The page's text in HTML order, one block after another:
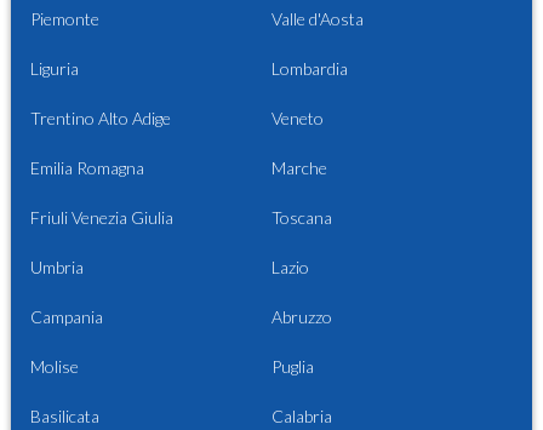
Piemonte Valle d'Aosta
Liguria Lombardia
Trentino Alto Adige Veneto
Emilia Romagna Marche
Friuli Venezia Giulia Toscana
Umbria Lazio
Campania Abruzzo
Molise Puglia
Basilicata Calabria